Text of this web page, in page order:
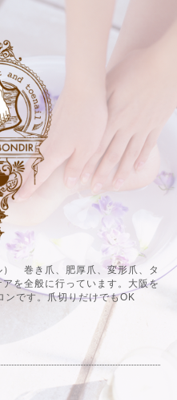
） 巻き爪、肥厚爪、変形爪、タ
を全般に行っています。大阪を
ンです。爪切りだけでもOK